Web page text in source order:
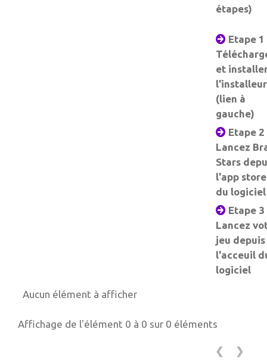
étapes)
Etape 1
et
l'installeur
(lien à
gauche)
Etape 2
Lancez
Stars
l'app store
du logiciel
Etape 3
Lancez
jeu depuis
l'acceuil
logiciel
Aucun élément à afficher
Affichage de l'élément 0 à 0 sur 0 éléments
❮ ❯